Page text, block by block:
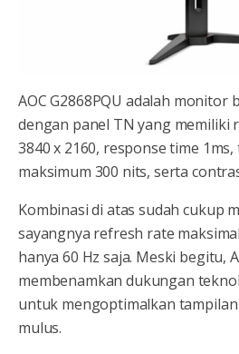
AOC G2868PQU adalah monitor
dengan panel TN yang memiliki
3840 x 2160, response time
maksimum 300 nits, serta
Kombinasi di atas sudah cukup
sayangnya refresh rate
hanya 60 Hz saja. Meski begitu,
membenamkan dukungan
untuk mengoptimalkan
mulus.